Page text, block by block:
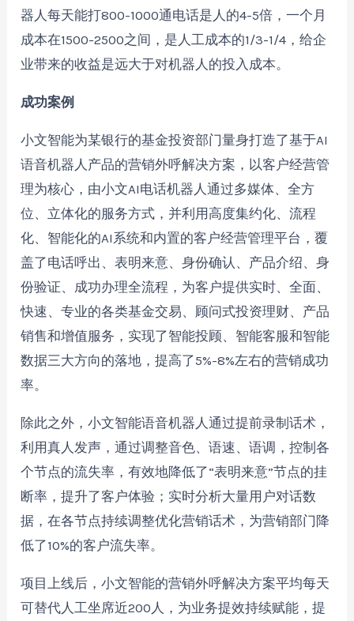
器人每天能打800-1000通电话是人的4-5倍，一个月
成本在1500-2500之间，是人工成本的1/3-1/4，给企
业带来的收益是远大于对机器人的投入成本。
成功案例
小文智能为某银行的基金投资部门量身打造了基于AI
语音机器人产品的营销外呼解决方案，以客户经营管
理为核心，由小文AI电话机器人通过多媒体、全方
位、立体化的服务方式，并利用高度集约化、流程
化、智能化的AI系统和内置的客户经营管理平台，覆
盖了电话呼出、表明来意、身份确认、产品介绍、身
份验证、成功办理全流程，为客户提供实时、全面、
快速、专业的各类基金交易、顾问式投资理财、产品
销售和增值服务，实现了智能投顾、智能客服和智能
数据三大方向的落地，提高了5%-8%左右的营销成功
率。
除此之外，小文智能语音机器人通过提前录制话术，
利用真人发声，通过调整音色、语速、语调，控制各
个节点的流失率，有效地降低了“表明来意”节点的挂
断率，提升了客户体验；实时分析大量用户对话数
据，在各节点持续调整优化营销话术，为营销部门降
低了10%的客户流失率。
项目上线后，小文智能的营销外呼解决方案平均每天
可替代人工坐席近200人，为业务提效持续赋能，提